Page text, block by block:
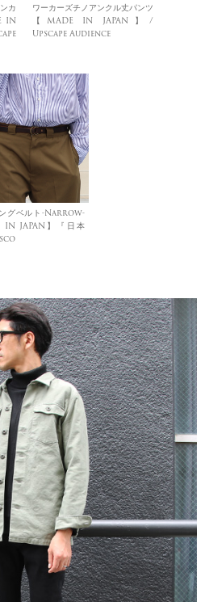
カ
IN
ワーカーズチノアンクル丈パンツ
【MADE IN JAPAN】/
Upscape Audience
グベルト-Narrow-
IN JAPAN】『日本